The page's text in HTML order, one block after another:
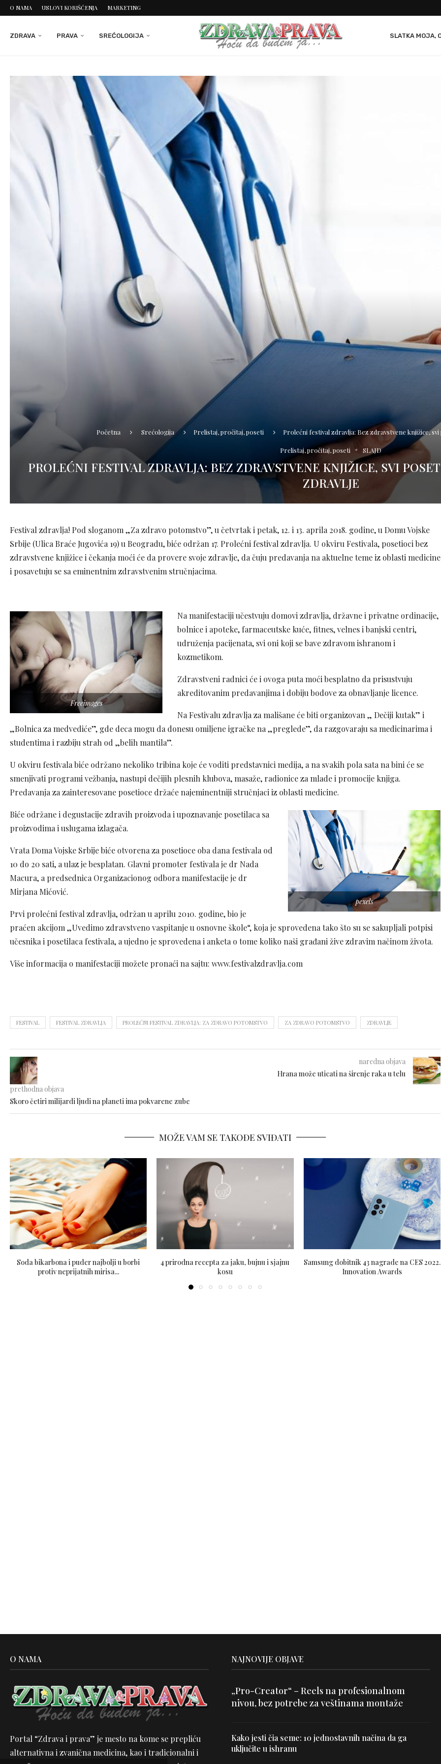
O NAMA USLOVI KORIŠĆENJA MARKETING
ZDRAVA PRAVA SREĆOLOGIJA SLATKA MOJA,
Početna Srećologija Prelistaj, pročitaj, poseti Prolećni festival zdravlja: Bez zdravstvene knjižice,
Prelistaj, pročitaj, poseti SLAJD
PROLEĆNI FESTIVAL ZDRAVLJA: BEZ ZDRAVSTVENE KNJIŽICE, SVI
ZDRAVLJE
Festival zdravlja! Pod sloganom „Za zdravo potomstvo”, u četvrtak i petak, 12. i 13. aprila 2018. godine, u Domu Vojske
Srbije (Ulica Braće Jugovića 19) u Beogradu, biće održan 17. Prolećni festival zdravlja. U okviru Festivala, posetioci bez
zdravstvene knjižice i čekanja moći će da provere svoje zdravlje, da čuju predavanja na aktuelne teme iz oblasti medicine
i posavetuju se sa eminentnim zdravstvenim stručnjacima.
Freeimages
Na manifestaciji učestvuju domovi zdravlja, državne i privatne ordinacije,
bolnice i apoteke, farmaceutske kuće, fitnes, velnes i banjski centri,
udruženja pacijenata, svi oni koji se bave zdravom ishranom i
kozmetikom.
Zdravstveni radnici će i ovoga puta moći besplatno da prisustvuju
akreditovanim predavanjima i dobiju bodove za obnavljanje licence.
Na Festivalu zdravlja za mališane će biti organizovan „ Dečiji kutak” i
„Bolnica za medvediće”, gde deca mogu da donesu omiljene igračke na „preglede”, da razgovaraju sa medicinarima i
studentima i razbiju strah od „belih mantila”.
U okviru festivala biće održano nekoliko tribina koje će voditi predstavnici medija, a na svakih pola sata na bini će se
smenjivati programi vežbanja, nastupi dečijih plesnih klubova, masaže, radionice za mlade i promocije knjiga.
Predavanja za zainteresovane posetioce držaće najeminentniji stručnjaci iz oblasti medicine.
pexels
Biće održane i degustacije zdravih proizvoda i upoznavanje posetilaca sa
proizvodima i uslugama izlagača.
Vrata Doma Vojske Srbije biće otvorena za posetioce oba dana festivala od
10 do 20 sati, a ulaz je besplatan. Glavni promoter festivala je dr Nada
Macura, a predsednica Organizacionog odbora manifestacije je dr
Mirjana Mićović.
Prvi prolećni festival zdravlja, održan u aprilu 2010. godine, bio je
praćen akcijom „Uvedimo zdravstveno vaspitanje u osnovne škole“, koja je sprovedena tako što su se sakupljali potpisi
učesnika i posetilaca festivala, a ujedno je sprovedena i anketa o tome koliko naši građani žive zdravim načinom života.
Više informacija o manifestaciji možete pronaći na sajtu: www.festivalzdravlja.com
FESTIVAL FESTIVAL ZDRAVLJA PROLEĆNI FESTIVAL ZDRAVLJA: ZA ZDRAVO POTOMSTVO ZA ZDRAVO POTOMSTVO ZDRAVLJE
prethodna objava
Skoro četiri milijardi ljudi na planeti ima pokvarene zube
naredna objava
Hrana može uticati na širenje raka u telu
MOŽE VAM SE TAKOĐE SVIĐATI
Soda bikarbona i puder najbolji u borbi
protiv neprijatnih mirisa...
4 prirodna recepta za jaku, bujnu i sjajnu
kosu
Samsung dobitnik 43 nagrade na CES 2022.
Innovation Awards
O NAMA
Portal “Zdrava i prava” je mesto na kome se prepliću
alternativna i zvanična medicina, kao i tradicionalni i
NAJNOVIJE OBJAVE
„Pro-Creator“ – Reels na profesionalnom
nivou, bez potrebe za veštinama montaže
Kako jesti čia seme: 10 jednostavnih načina da ga
uključite u ishranu